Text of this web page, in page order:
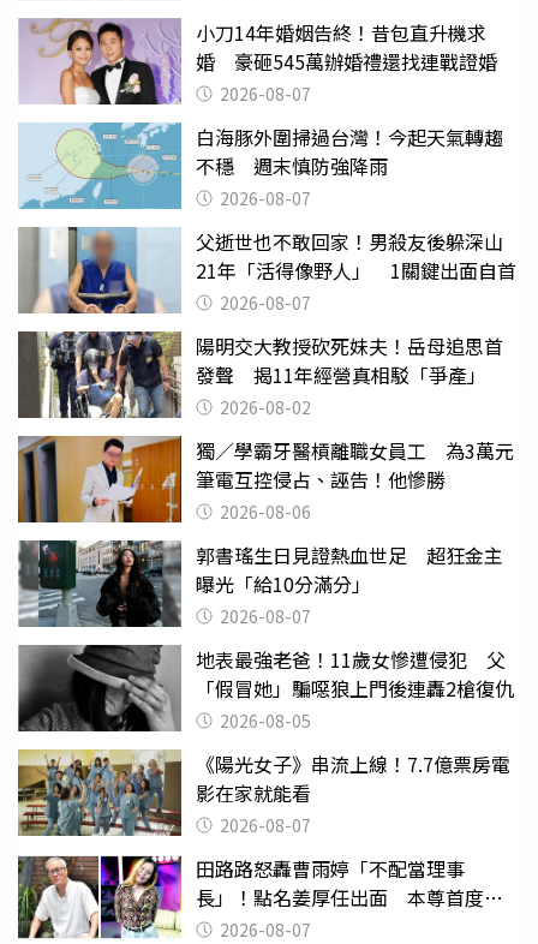
小刀14年婚姻告終！昔包直升機求
婚 豪砸545萬辦婚禮還找連戰證婚
2026-08-07
白海豚外圍掃過台灣！今起天氣轉趨
不穩 週末慎防強降雨
2026-08-07
父逝世也不敢回家！男殺友後躲深山
21年「活得像野人」 1關鍵出面自首
2026-08-07
陽明交大教授砍死妹夫！岳母追思首
發聲 揭11年經營真相駁「爭產」
2026-08-02
獨／學霸牙醫槓離職女員工 為3萬元
筆電互控侵占、誣告！他慘勝
2026-08-06
郭書瑤生日見證熱血世足 超狂金主
曝光「給10分滿分」
2026-08-07
地表最強老爸！11歲女慘遭侵犯 父
「假冒她」騙噁狼上門後連轟2槍復仇
2026-08-05
《陽光女子》串流上線！7.7億票房電
影在家就能看
2026-08-07
田路路怒轟曹雨婷「不配當理事
長」！點名姜厚任出面 本尊首度回
應了2026-08-07